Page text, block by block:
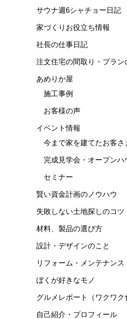
サウナ週6シャチョー日記
家づくりお役立ち情報
社長の仕事日記
注文住宅の間取り・プラン
あめりか屋
施工事例
お客様の声
イベント情報
今まで家を建てたお客さ
完成見学会・オープンハ
セミナー
賢い資金計画のノウハウ
失敗しない土地探しのコツ
材料、製品の選び方
設計・デザインのこと
リフォーム・メンテナンス
ぼくが好きなモノ
グルメレポート（ワクワク
自己紹介・プロフィール